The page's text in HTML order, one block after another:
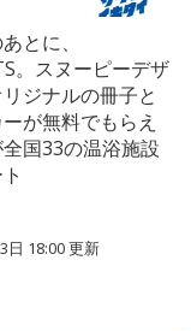
とに、
。スヌーピーデザ
ジナルの冊子と
が無料でもらえ
国33の温浴施設
日 18:00更新